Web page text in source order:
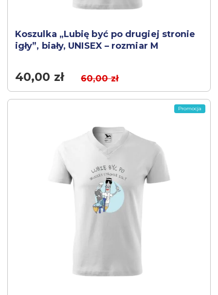
Koszulka „Lubię być po drugiej stronie
igły”, biały, UNISEX – rozmiar M
40,00 zł 60,00zł
Promocja